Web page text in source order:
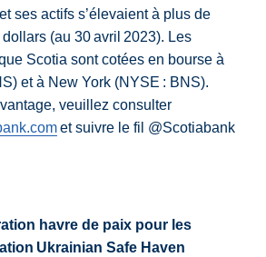
ses actifs s’élevaient à plus de
(au 30 avril 2023). Les
Scotia sont cotées en bourse à
et à New York (NYSE : BNS).
veuillez consulter
et suivre le fil @Scotiabank
havre de paix pour les
Ukrainian Safe Haven